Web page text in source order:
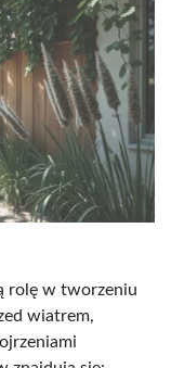
rolę w tworzeniu
wiatrem,